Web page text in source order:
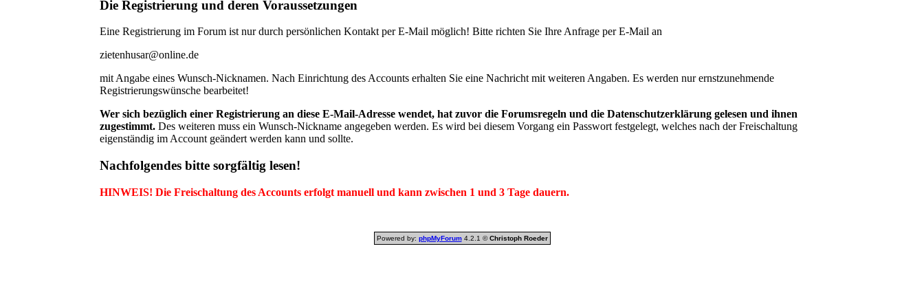
Die Registrierung und deren Voraussetzungen
Eine Registrierung im Forum ist nur durch persönlichen Kontakt per E-Mail möglich! Bitte richten Sie Ihre Anfrage per E-Mail an
zietenhusar@online.de
mit Angabe eines Wunsch-Nicknamen. Nach Einrichtung des Accounts erhalten Sie eine Nachricht mit weiteren Angaben. Es werden nur ernstzunehmende
Registrierungswünsche bearbeitet!
Wer sich bezüglich einer Registrierung an diese E-Mail-Adresse wendet, hat zuvor die Forumsregeln und die Datenschutzerklärung gelesen und ihnen
zugestimmt. Des weiteren muss ein Wunsch-Nickname angegeben werden. Es wird bei diesem Vorgang ein Passwort festgelegt, welches nach der Freischaltung
eigenständig im Account geändert werden kann und sollte.
Nachfolgendes bitte sorgfältig lesen!
HINWEIS! Die Freischaltung des Accounts erfolgt manuell und kann zwischen 1 und 3 Tage dauern.
Powered by: phpMyForum4.2.1 ©Christoph Roeder